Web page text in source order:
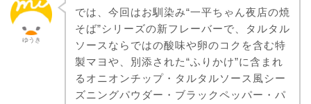
ゆうき
では、今回はお馴染み“一平ちゃん夜店の焼
そば”シリーズの新フレーバーで、タルタル
ソースならではの酸味や卵のコクを含む特
製マヨや、別添された“ふりかけ”に含まれ
るオニオンチップ・タルタルソース風シー
ズニングパウダー・ブラックペッパー・パ